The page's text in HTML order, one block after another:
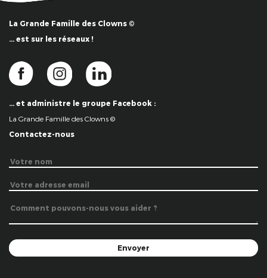
La Grande Famille des Clowns ©
… est sur les réseaux !
… et administre le groupe Facebook :
La Grande Famille des Clowns ©
Contactez-nous